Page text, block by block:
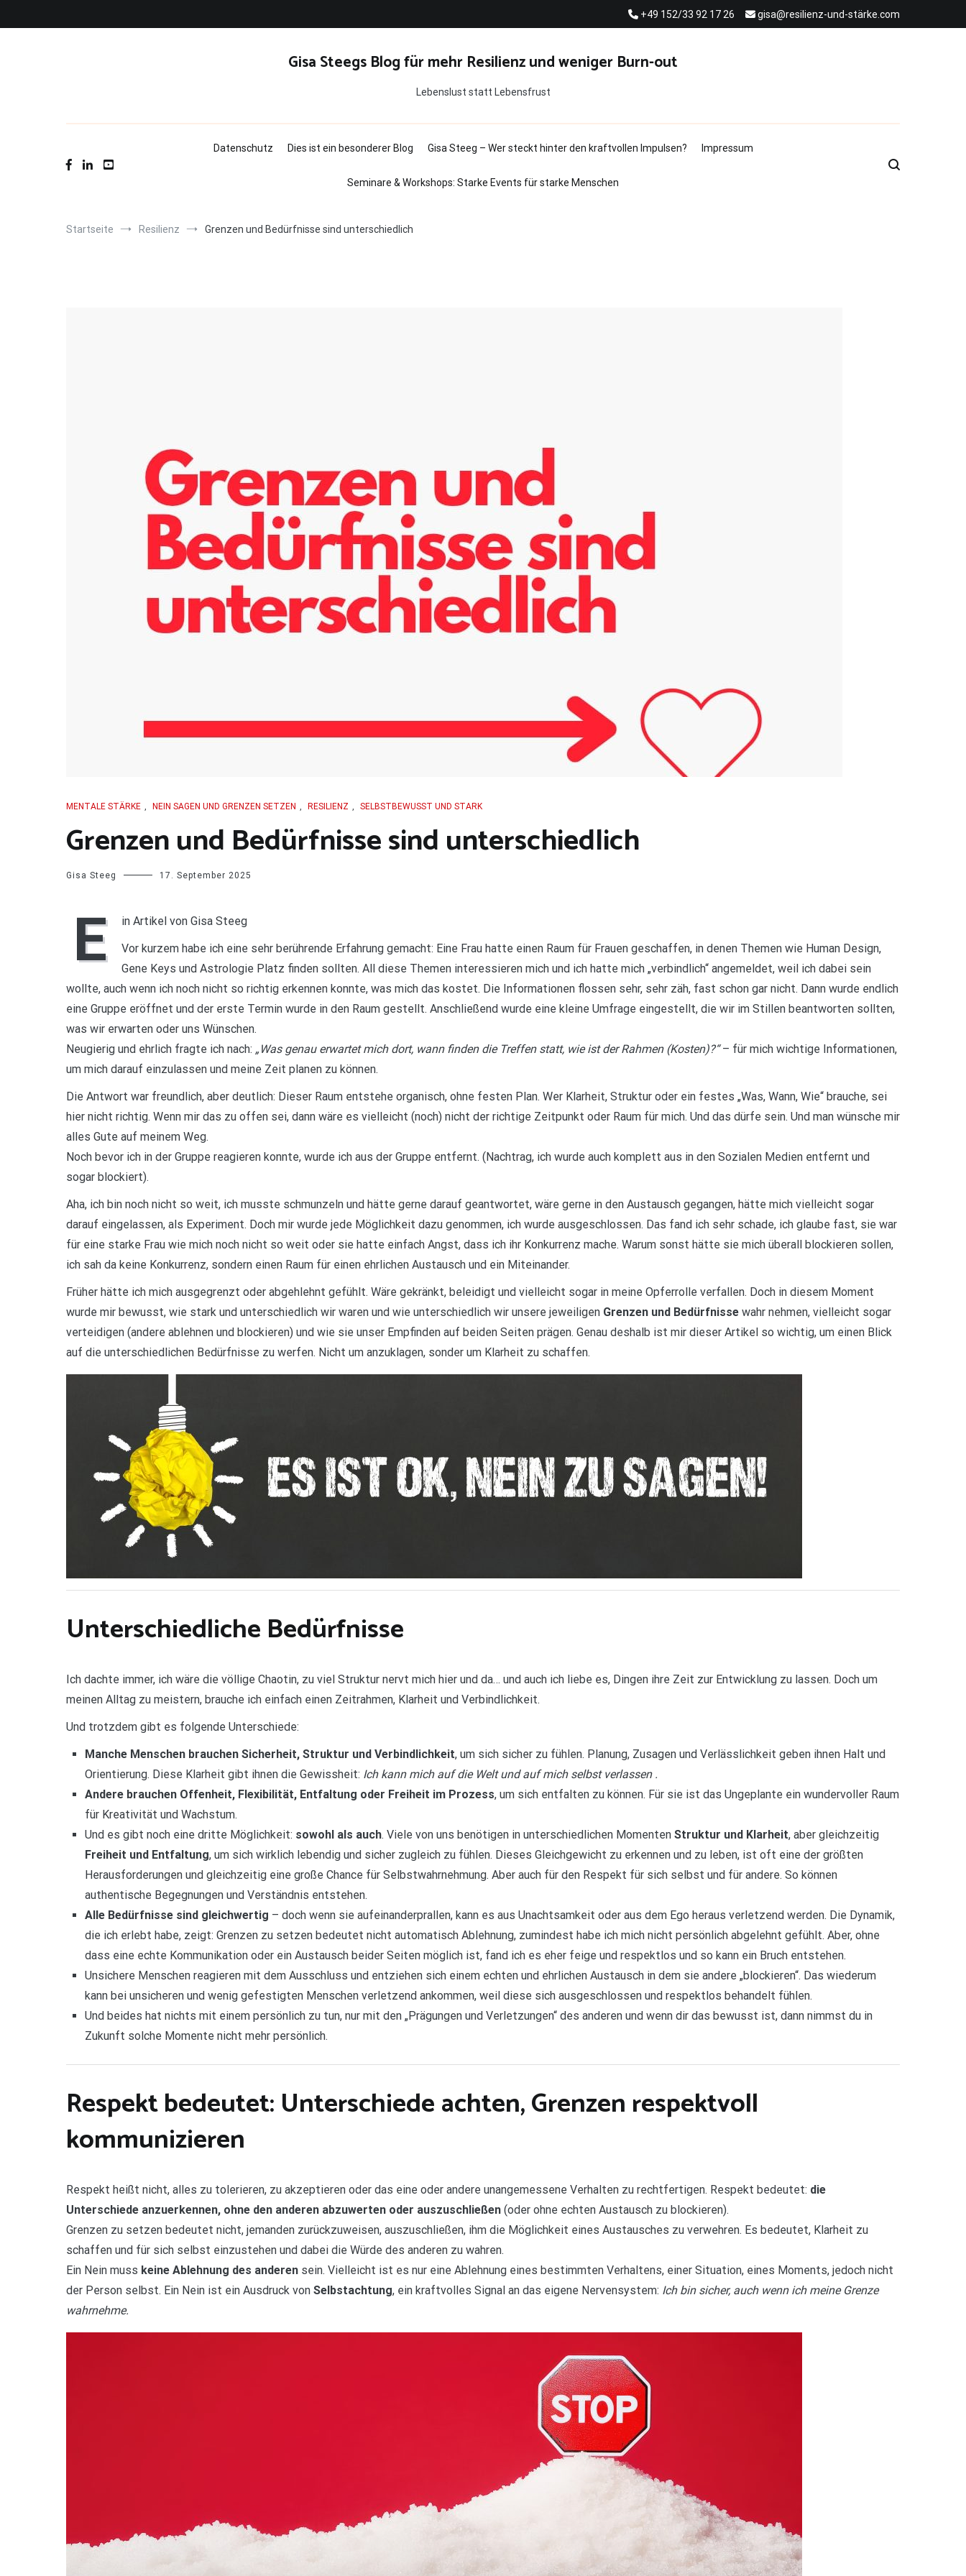
+49 152/33 92 17 26 gisa@resilienz-und-stärke.com
Gisa Steegs Blog für mehr Resilienz und weniger Burn-out
Lebenslust statt Lebensfrust
Datenschutz Dies ist ein besonderer Blog Gisa Steeg – Wer steckt hinter den kraftvollen Impulsen? Impressum
Seminare & Workshops: Starke Events für starke Menschen
Startseite Resilienz Grenzen und Bedürfnisse sind unterschiedlich
MENTALE STÄRKE , NEIN SAGEN UND GRENZEN SETZEN , RESILIENZ , SELBSTBEWUSST UND STARK
Grenzen und Bedürfnisse sind unterschiedlich
Gisa Steeg 17. September 2025
E
in Artikel von Gisa Steeg
Vor kurzem habe ich eine sehr berührende Erfahrung gemacht: Eine Frau hatte einen Raum für Frauen geschaffen, in denen Themen wie Human Design,
Gene Keys und Astrologie Platz finden sollten. All diese Themen interessieren mich und ich hatte mich „verbindlich“ angemeldet, weil ich dabei sein
wollte, auch wenn ich noch nicht so richtig erkennen konnte, was mich das kostet. Die Informationen flossen sehr, sehr zäh, fast schon gar nicht. Dann wurde endlich
eine Gruppe eröffnet und der erste Termin wurde in den Raum gestellt. Anschließend wurde eine kleine Umfrage eingestellt, die wir im Stillen beantworten sollten,
was wir erwarten oder uns Wünschen.
Neugierig und ehrlich fragte ich nach: „Was genau erwartet mich dort, wann finden die Treffen statt, wie ist der Rahmen (Kosten)?“– für mich wichtige Informationen,
um mich darauf einzulassen und meine Zeit planen zu können.
Die Antwort war freundlich, aber deutlich: Dieser Raum entstehe organisch, ohne festen Plan. Wer Klarheit, Struktur oder ein festes „Was, Wann, Wie“ brauche, sei
hier nicht richtig. Wenn mir das zu offen sei, dann wäre es vielleicht (noch) nicht der richtige Zeitpunkt oder Raum für mich. Und das dürfe sein. Und man wünsche mir
alles Gute auf meinem Weg.
Noch bevor ich in der Gruppe reagieren konnte, wurde ich aus der Gruppe entfernt. (Nachtrag, ich wurde auch komplett aus in den Sozialen Medien entfernt und
sogar blockiert).
Aha, ich bin noch nicht so weit, ich musste schmunzeln und hätte gerne darauf geantwortet, wäre gerne in den Austausch gegangen, hätte mich vielleicht sogar
darauf eingelassen, als Experiment. Doch mir wurde jede Möglichkeit dazu genommen, ich wurde ausgeschlossen. Das fand ich sehr schade, ich glaube fast, sie war
für eine starke Frau wie mich noch nicht so weit oder sie hatte einfach Angst, dass ich ihr Konkurrenz mache. Warum sonst hätte sie mich überall blockieren sollen,
ich sah da keine Konkurrenz, sondern einen Raum für einen ehrlichen Austausch und ein Miteinander.
Früher hätte ich mich ausgegrenzt oder abgehlehnt gefühlt. Wäre gekränkt, beleidigt und vielleicht sogar in meine Opferrolle verfallen. Doch in diesem Moment
wurde mir bewusst, wie stark und unterschiedlich wir waren und wie unterschiedlich wir unsere jeweiligen Grenzen und Bedürfnisse wahr nehmen, vielleicht sogar
verteidigen (andere ablehnen und blockieren) und wie sie unser Empfinden auf beiden Seiten prägen. Genau deshalb ist mir dieser Artikel so wichtig, um einen Blick
auf die unterschiedlichen Bedürfnisse zu werfen. Nicht um anzuklagen, sonder um Klarheit zu schaffen.
Unterschiedliche Bedürfnisse
Ich dachte immer, ich wäre die völlige Chaotin, zu viel Struktur nervt mich hier und da… und auch ich liebe es, Dingen ihre Zeit zur Entwicklung zu lassen. Doch um
meinen Alltag zu meistern, brauche ich einfach einen Zeitrahmen, Klarheit und Verbindlichkeit.
Und trotzdem gibt es folgende Unterschiede:
Manche Menschen brauchen Sicherheit, Struktur und Verbindlichkeit, um sich sicher zu fühlen. Planung, Zusagen und Verlässlichkeit geben ihnen Halt und
Orientierung. Diese Klarheit gibt ihnen die Gewissheit: Ich kann mich auf die Welt und auf mich selbst verlassen.
Andere brauchen Offenheit, Flexibilität, Entfaltung oder Freiheit im Prozess, um sich entfalten zu können. Für sie ist das Ungeplante ein wundervoller Raum
für Kreativität und Wachstum.
Und es gibt noch eine dritte Möglichkeit: sowohl als auch. Viele von uns benötigen in unterschiedlichen Momenten Struktur und Klarheit, aber gleichzeitig
Freiheit und Entfaltung, um sich wirklich lebendig und sicher zugleich zu fühlen. Dieses Gleichgewicht zu erkennen und zu leben, ist oft eine der größten
Herausforderungen und gleichzeitig eine große Chance für Selbstwahrnehmung. Aber auch für den Respekt für sich selbst und für andere. So können
authentische Begegnungen und Verständnis entstehen.
Alle Bedürfnisse sind gleichwertig – doch wenn sie aufeinanderprallen, kann es aus Unachtsamkeit oder aus dem Ego heraus verletzend werden. Die Dynamik,
die ich erlebt habe, zeigt: Grenzen zu setzen bedeutet nicht automatisch Ablehnung, zumindest habe ich mich nicht persönlich abgelehnt gefühlt. Aber, ohne
dass eine echte Kommunikation oder ein Austausch beider Seiten möglich ist, fand ich es eher feige und respektlos und so kann ein Bruch entstehen.
Unsichere Menschen reagieren mit dem Ausschluss und entziehen sich einem echten und ehrlichen Austausch in dem sie andere „blockieren“. Das wiederum
kann bei unsicheren und wenig gefestigten Menschen verletzend ankommen, weil diese sich ausgeschlossen und respektlos behandelt fühlen.
Und beides hat nichts mit einem persönlich zu tun, nur mit den „Prägungen und Verletzungen“ des anderen und wenn dir das bewusst ist, dann nimmst du in
Zukunft solche Momente nicht mehr persönlich.
Respekt bedeutet: Unterschiede achten, Grenzen respektvoll
kommunizieren
Respekt heißt nicht, alles zu tolerieren, zu akzeptieren oder das eine oder andere unangemessene Verhalten zu rechtfertigen. Respekt bedeutet: die
Unterschiede anzuerkennen, ohne den anderen abzuwerten oder auszuschließen (oder ohne echten Austausch zu blockieren).
Grenzen zu setzen bedeutet nicht, jemanden zurückzuweisen, auszuschließen, ihm die Möglichkeit eines Austausches zu verwehren. Es bedeutet, Klarheit zu
schaffen und für sich selbst einzustehen und dabei die Würde des anderen zu wahren.
Ein Nein muss keine Ablehnung des anderen sein. Vielleicht ist es nur eine Ablehnung eines bestimmten Verhaltens, einer Situation, eines Moments, jedoch nicht
der Person selbst. Ein Nein ist ein Ausdruck von Selbstachtung, ein kraftvolles Signal an das eigene Nervensystem: Ich bin sicher, auch wenn ich meine Grenze
wahrnehme.